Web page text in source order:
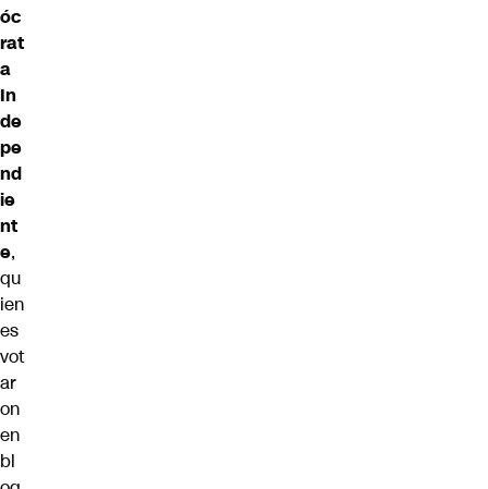
óc
rat
a
In
de
pe
nd
ie
nt
e,
qu
ien
es
vot
ar
on
en
bl